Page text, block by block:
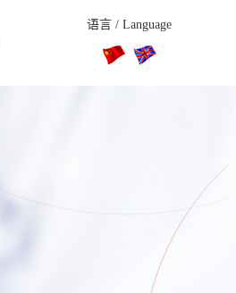
语言 / Language